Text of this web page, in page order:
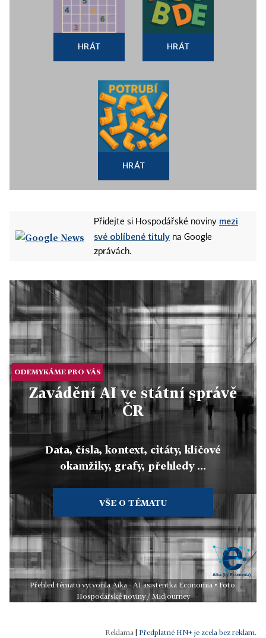
HRÁT HRÁT
HRÁT
Přidejte si Hospodářské noviny mezi
své oblíbené tituly na Google
zprávách.
ODEMYKÁME PRO VÁS
Zavádění AI ve státní správě
ČR
Data, čísla, kontext, citáty, klíčové
okamžiky, grafy, přehledy ...
VŠE O TÉMATU
Přehled tématu vytvořila Aika - AI asistentka Economia • Foto:
Hospodářské noviny / Midjourney
| Předplatné HN+ je zcela bez reklam.